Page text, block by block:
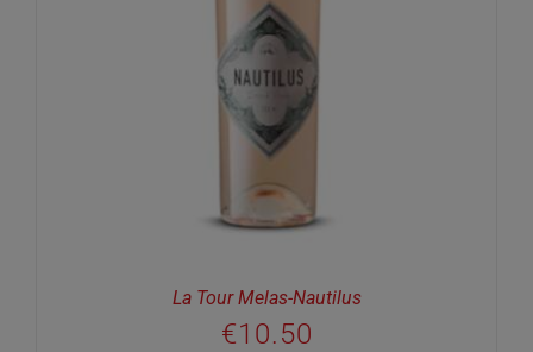
La Tour Melas-Nautilus
€10.50